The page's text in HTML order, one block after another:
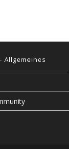
Allgemeines